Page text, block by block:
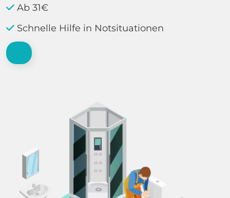
Ab 31€
Schnelle Hilfe in Notsituationen